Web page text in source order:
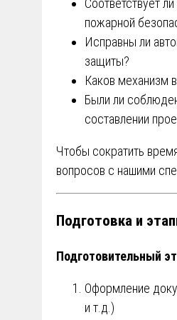
Соответствует
пожарной
Исправны ли
защиты?
Каков механизм
Были ли
составлении
Чтобы сократить
вопросов с нашими
Подготовка и
Подготовительный
Оформление
и т.д.)